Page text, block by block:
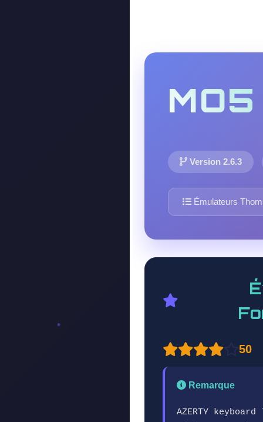
MO5
Version 2.6.3
Émulateurs
50
Remarque
AZERTY